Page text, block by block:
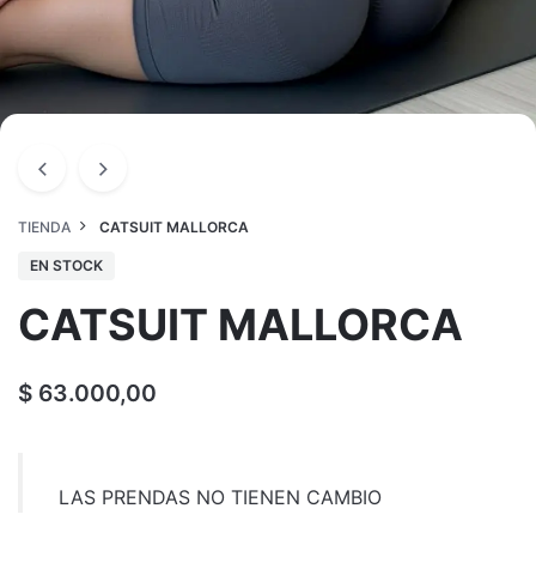
TIENDA CATSUIT MALLORCA
EN STOCK
CATSUIT MALLORCA
$ 63.000,00
LAS PRENDAS NO TIENEN CAMBIO